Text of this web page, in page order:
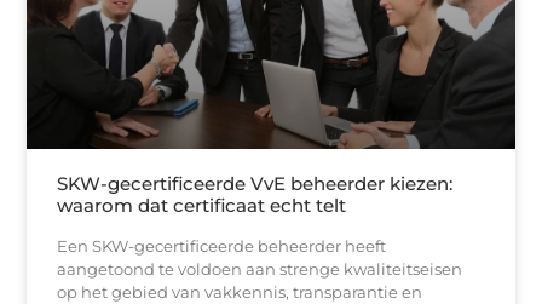
SKW-gecertificeerde VvE beheerder kiezen:
waarom dat certificaat echt telt
Een SKW-gecertificeerde beheerder heeft
aangetoond te voldoen aan strenge kwaliteitseisen
op het gebied van vakkennis, transparantie en